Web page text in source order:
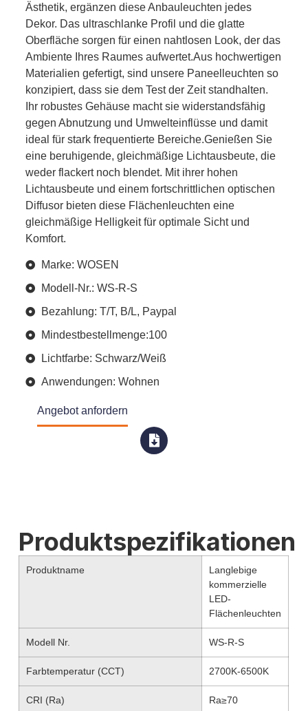
Ästhetik, ergänzen diese Anbauleuchten jedes
Dekor. Das ultraschlanke Profil und die glatte
Oberfläche sorgen für einen nahtlosen Look, der das
Ambiente Ihres Raumes aufwertet.Aus hochwertigen
Materialien gefertigt, sind unsere Paneelleuchten so
konzipiert, dass sie dem Test der Zeit standhalten.
Ihr robustes Gehäuse macht sie widerstandsfähig
gegen Abnutzung und Umwelteinflüsse und damit
ideal für stark frequentierte Bereiche.Genießen Sie
eine beruhigende, gleichmäßige Lichtausbeute, die
weder flackert noch blendet. Mit ihrer hohen
Lichtausbeute und einem fortschrittlichen optischen
Diffusor bieten diese Flächenleuchten eine
gleichmäßige Helligkeit für optimale Sicht und
Komfort.
Marke: WOSEN
Modell-Nr.: WS-R-S
Bezahlung: T/T, B/L, Paypal
Mindestbestellmenge:100
Lichtfarbe: Schwarz/Weiß
Anwendungen: Wohnen
Angebot anfordern
Produktspezifikationen
Produktname
Langlebige
kommerzielle
LED-
Flächenleuchten
Modell Nr. WS-R-S
Farbtemperatur (CCT) 2700K-6500K
CRI (Ra) Ra≥70